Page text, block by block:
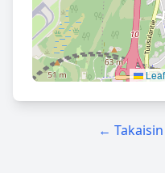
←